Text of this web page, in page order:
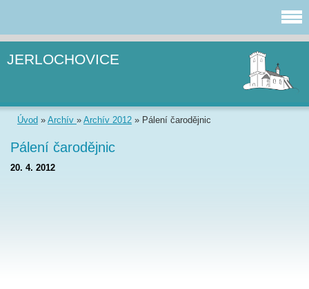
JERLOCHOVICE
Úvod » Archív » Archív 2012 » Pálení čarodějnic
Pálení čarodějnic
20. 4. 2012